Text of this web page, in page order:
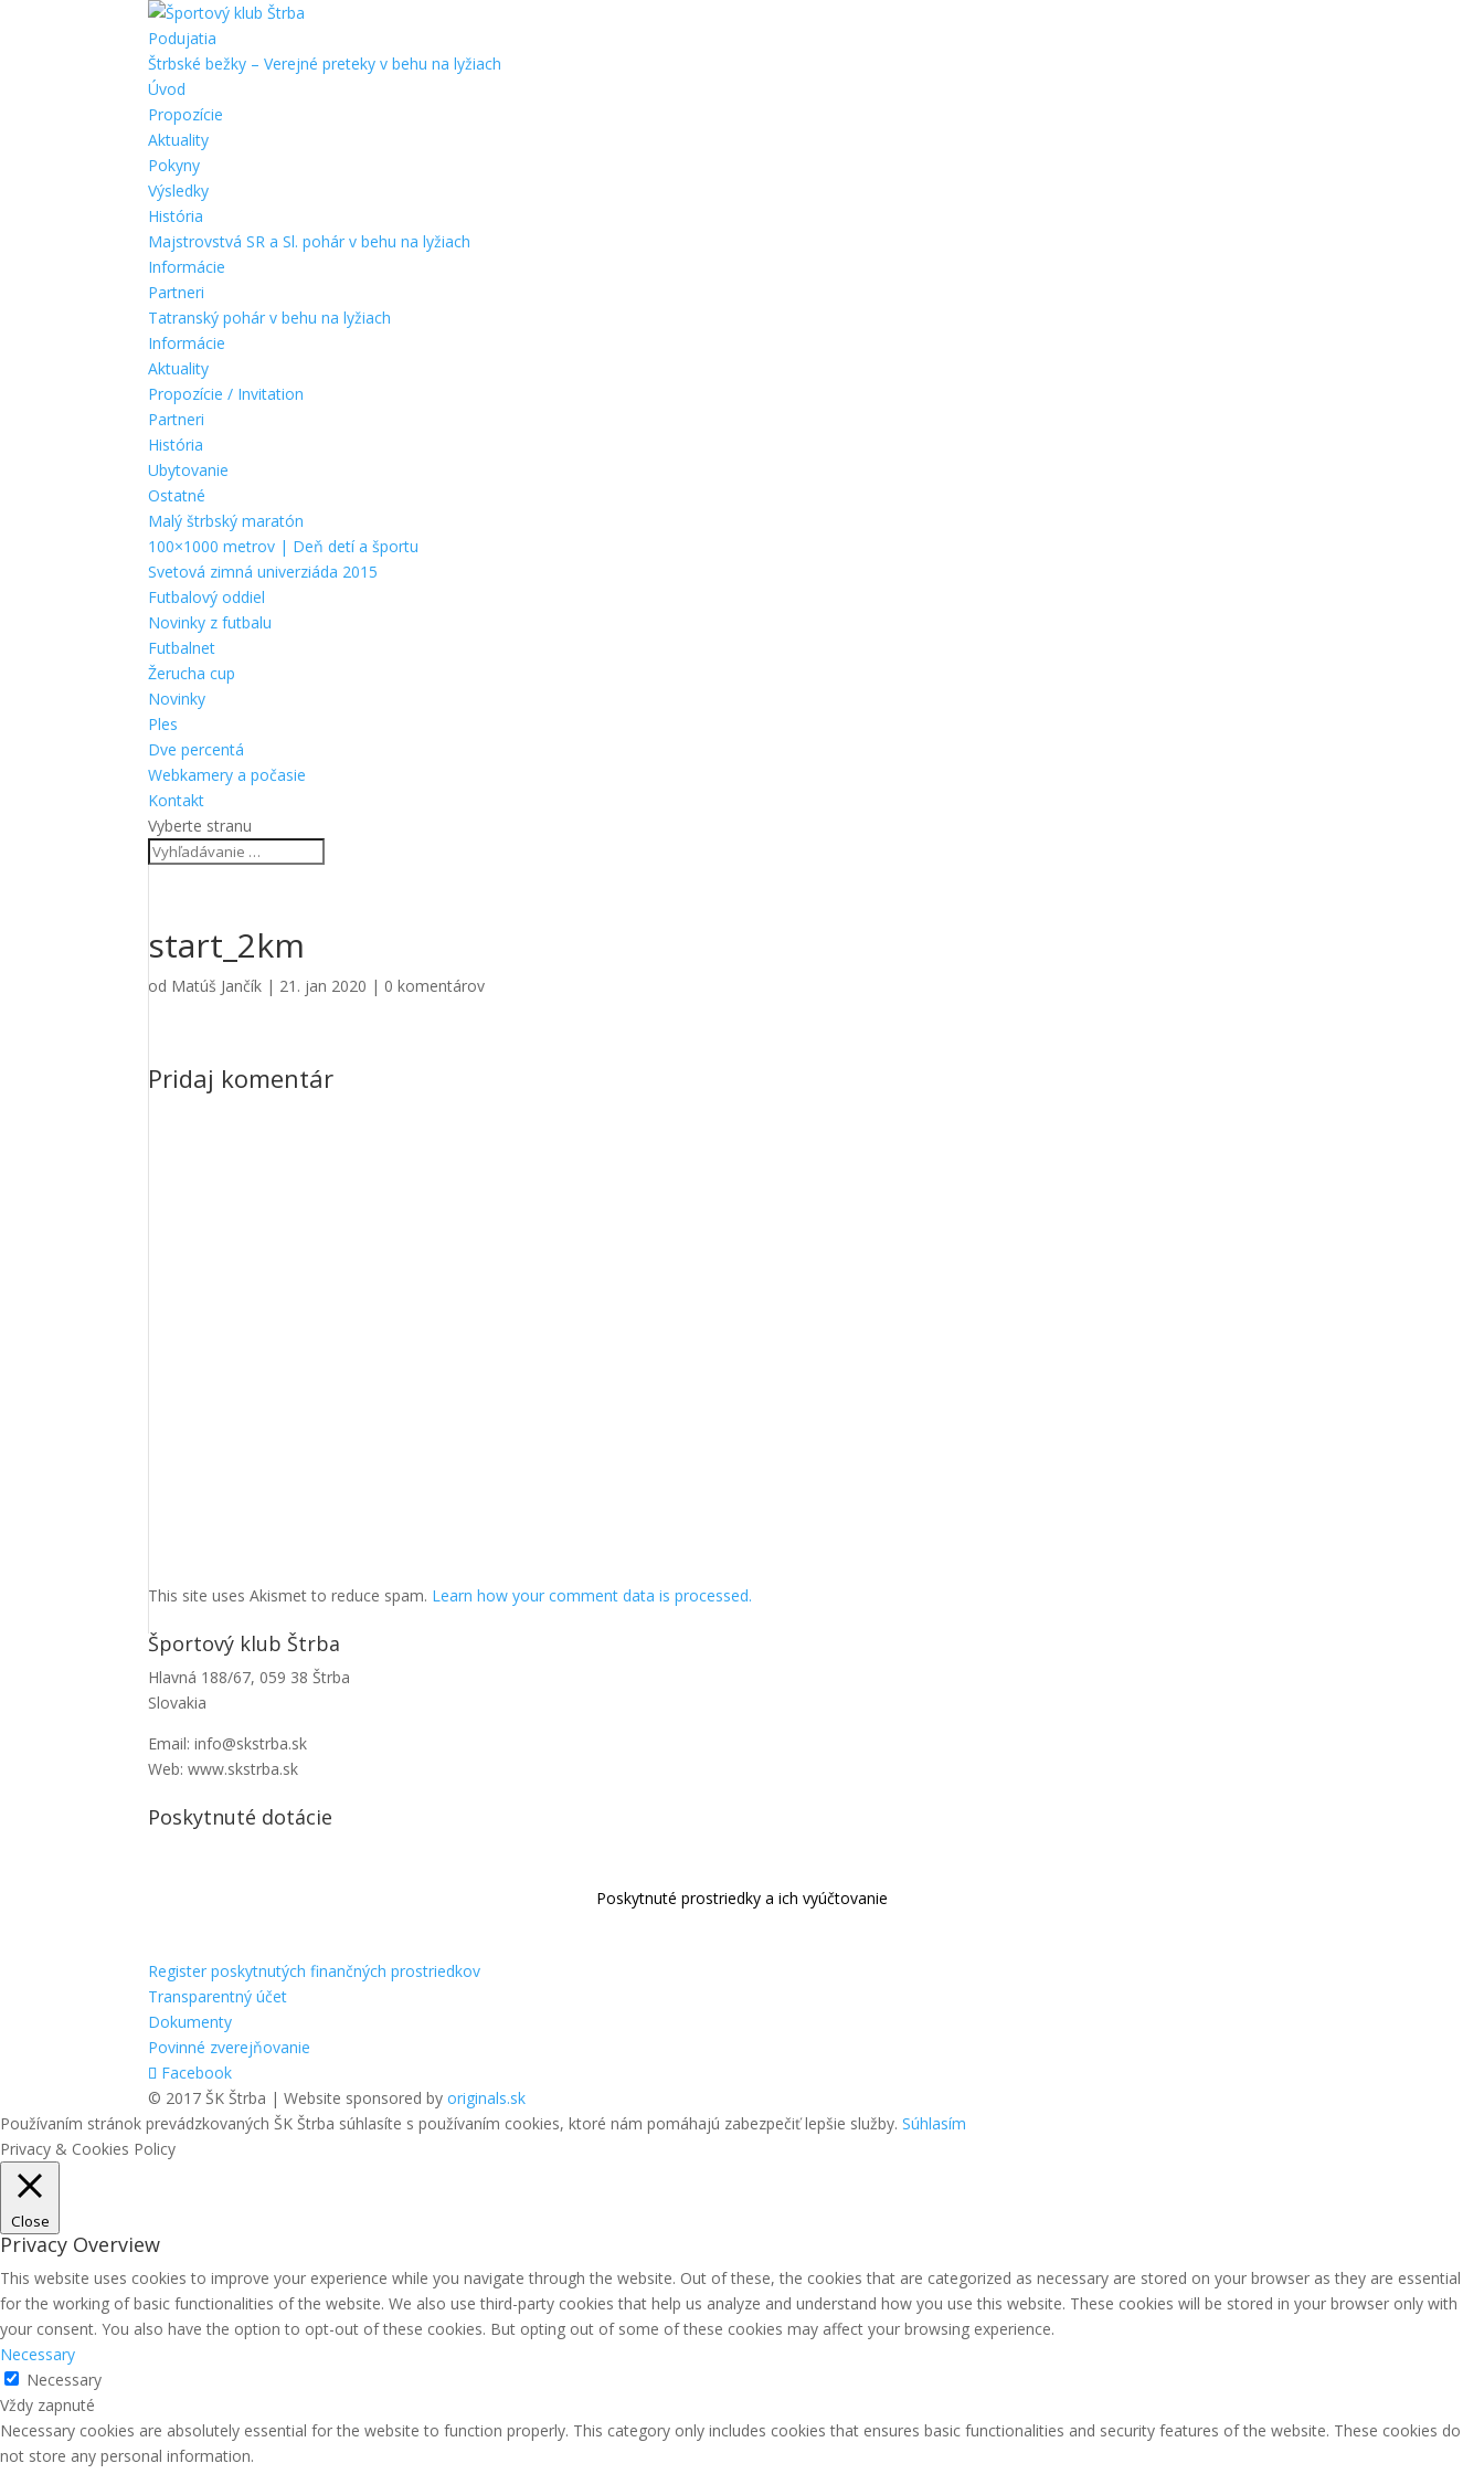
Podujatia
Štrbské bežky – Verejné preteky v behu na lyžiach
Úvod
Propozície
Aktuality
Pokyny
Výsledky
História
Majstrovstvá SR a Sl. pohár v behu na lyžiach
Informácie
Partneri
Tatranský pohár v behu na lyžiach
Informácie
Aktuality
Propozície / Invitation
Partneri
História
Ubytovanie
Ostatné
Malý štrbský maratón
100×1000 metrov | Deň detí a športu
Svetová zimná univerziáda 2015
Futbalový oddiel
Novinky z futbalu
Futbalnet
Žerucha cup
Novinky
Ples
Dve percentá
Webkamery a počasie
Kontakt
Vyberte stranu
start_2km
od Matúš Jančík | 21. jan 2020 | 0 komentárov
Pridaj komentár
This site uses Akismet to reduce spam. Learn how your comment data is processed.
Športový klub Štrba
Hlavná 188/67, 059 38 Štrba
Slovakia
Email: info@skstrba.sk
Web: www.skstrba.sk
Poskytnuté dotácie
Poskytnuté prostriedky a ich vyúčtovanie
Register poskytnutých finančných prostriedkov
Transparentný účet
Dokumenty
Povinné zverejňovanie
Facebook
© 2017 ŠK Štrba | Website sponsored byoriginals.sk
Používaním stránok prevádzkovaných ŠK Štrba súhlasíte s používaním cookies, ktoré nám pomáhajú zabezpečiť lepšie služby. Súhlasím
Privacy & Cookies Policy
Close
Privacy Overview
This website uses cookies to improve your experience while you navigate through the website. Out of these, the cookies that are categorized as necessary are stored on your browser as they are essential
for the working of basic functionalities of the website. We also use third-party cookies that help us analyze and understand how you use this website. These cookies will be stored in your browser only with
your consent. You also have the option to opt-out of these cookies. But opting out of some of these cookies may affect your browsing experience.
Necessary
Necessary
Vždy zapnuté
Necessary cookies are absolutely essential for the website to function properly. This category only includes cookies that ensures basic functionalities and security features of the website. These cookies do
not store any personal information.